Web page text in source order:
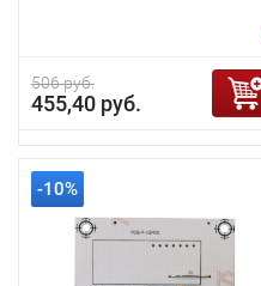
506 руб.
455,40 руб.
-10%